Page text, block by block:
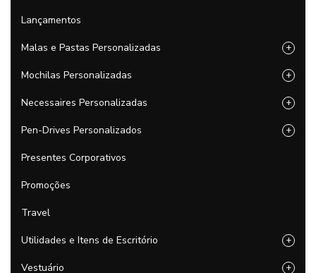
Lançamentos
Malas e Pastas Personalizadas +
Mochilas Personalizadas +
Necessaires Personalizadas +
Pen-Drives Personalizados +
Presentes Corporativos
Promoções
Travel
Utilidades e Itens de Escritório +
Vestuário +